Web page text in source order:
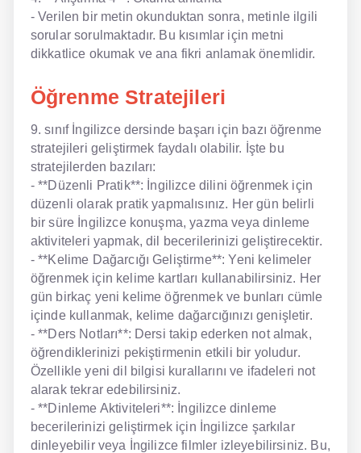
- Verilen bir metin okunduktan sonra, metinle ilgili
sorular sorulmaktadır. Bu kısımlar için metni
dikkatlice okumak ve ana fikri anlamak önemlidir.
Öğrenme Stratejileri
9. sınıf İngilizce dersinde başarı için bazı öğrenme
stratejileri geliştirmek faydalı olabilir. İşte bu
stratejilerden bazıları:
- **Düzenli Pratik**: İngilizce dilini öğrenmek için
düzenli olarak pratik yapmalısınız. Her gün belirli
bir süre İngilizce konuşma, yazma veya dinleme
aktiviteleri yapmak, dil becerilerinizi geliştirecektir.
- **Kelime Dağarcığı Geliştirme**: Yeni kelimeler
öğrenmek için kelime kartları kullanabilirsiniz. Her
gün birkaç yeni kelime öğrenmek ve bunları cümle
içinde kullanmak, kelime dağarcığınızı genişletir.
- **Ders Notları**: Dersi takip ederken not almak,
öğrendiklerinizi pekiştirmenin etkili bir yoludur.
Özellikle yeni dil bilgisi kurallarını ve ifadeleri not
alarak tekrar edebilirsiniz.
- **Dinleme Aktiviteleri**: İngilizce dinleme
becerilerinizi geliştirmek için İngilizce şarkılar
dinleyebilir veya İngilizce filmler izleyebilirsiniz. Bu,